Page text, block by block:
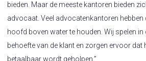
bieden. Maar de meeste kantoren bieden
advocaat. Veel advocatenkantoren
hoofd boven water te houden. Wij spelen
behoefte van de klant en zorgen ervoor dat
betaalbaar wordt geholpen.”